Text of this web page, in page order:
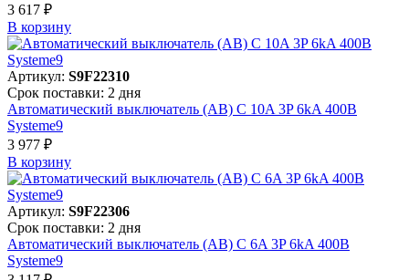
3 617 ₽
В корзинy
Артикул: S9F22310
Срок поставки: 2 дня
Автоматический выключатель (АВ) C 10A 3P 6kA 400В
Systeme9
3 977 ₽
В корзинy
Артикул: S9F22306
Срок поставки: 2 дня
Автоматический выключатель (АВ) C 6A 3P 6kA 400В
Systeme9